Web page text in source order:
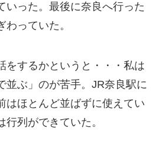
いった。最後に奈良へ行った
わっていた。
をするかというと・・・私は
並ぶ」のが苦手。JR奈良駅に
はほとんど並ばずに使えてい
列ができていた。